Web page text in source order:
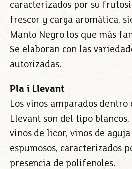
caracterizados por su
frescor y carga aromática,
Manto Negro los que más
Se elaboran con las
autorizadas.
Pla i Llevant
Los vinos amparados dentro
Llevant son del tipo blancos,
vinos de licor, vinos de
espumosos, caracterizados
presencia de polifenoles.